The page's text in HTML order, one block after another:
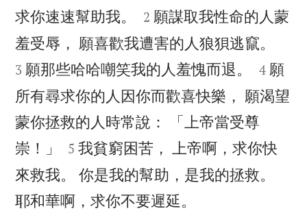
求你速速幫助我。


2 願謀取我性命的人蒙
羞受辱， 願喜歡我遭害的人狼狽逃竄。
3 願那些哈哈嘲笑我的人羞愧而退。 

4 願
所有尋求你的人因你而歡喜快樂， 願渴望
蒙你拯救的人時常說： 「上帝當受尊
崇！」


5 我貧窮困苦， 上帝啊，求你快
來救我。 你是我的幫助，是我的拯救。
耶和華啊，求你不要遲延。